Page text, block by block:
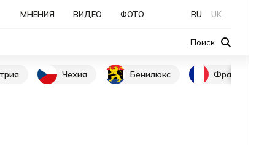
МНЕНИЯ ВИДЕО ФОТО RU UK
Поиск
Чехия Бенилюкс Франция